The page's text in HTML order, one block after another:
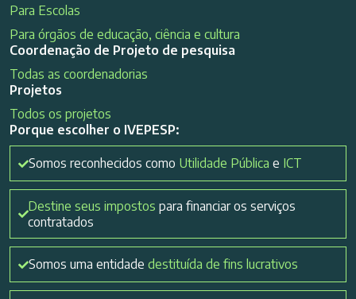
Para Escolas
Para órgãos de educação, ciência e cultura
Coordenação de Projeto de pesquisa
Todas as coordenadorias
Projetos
Todos os projetos
Porque escolher o IVEPESP:
Somos reconhecidos como Utilidade Pública e ICT
Destine seus impostos para financiar os serviços
contratados
Somos uma entidade destituída de fins lucrativos